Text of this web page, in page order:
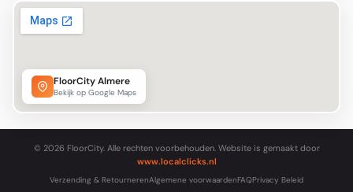
FloorCity Almere
Bekijk op Google Maps
© 2026 FloorCity. Alle rechten voorbehouden. Website is gemaakt door
www.localclicks.nl
Verzending & RetournerenAlgemene voorwaardenFAQPrivacy Beleid